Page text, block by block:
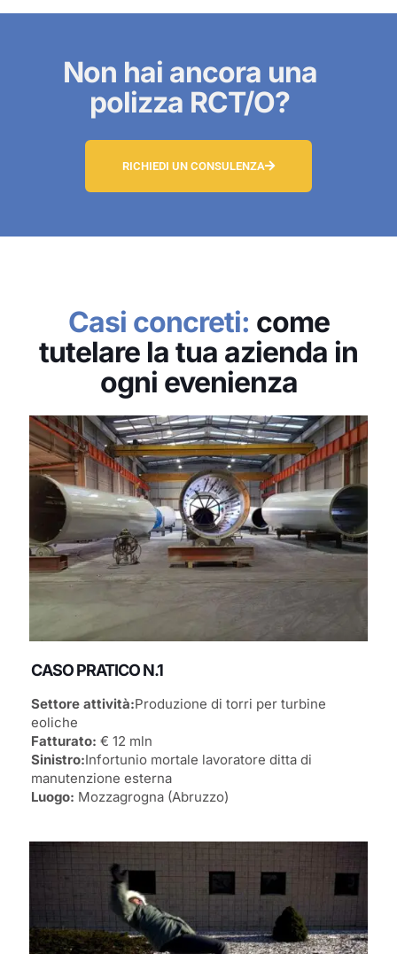
Non hai ancora una
polizza RCT/O?
RICHIEDI UN CONSULENZA
Casi concreti: come
tutelare la tua azienda in
ogni evenienza
CASO PRATICO N.1
Settore attività:Produzione di torri per turbine
eoliche
Fatturato: € 12 mln
Sinistro:Infortunio mortale lavoratore ditta di
manutenzione esterna
Luogo: Mozzagrogna (Abruzzo)